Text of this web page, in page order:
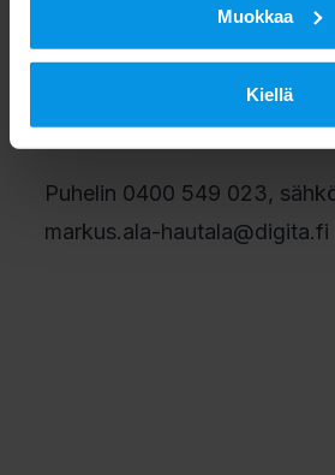
Muokkaa
Kiellä
Markus Ala-Hautala, johtaja,
Palvelut
Puhelin 0400 549 023,
markus.ala-hautala@digita.fi